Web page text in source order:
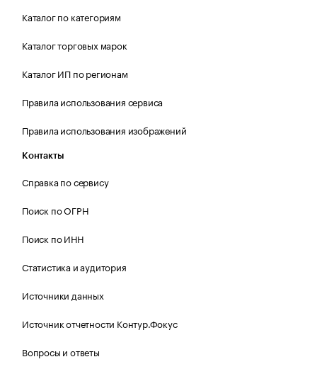
Каталог по категориям
Каталог торговых марок
Каталог ИП по регионам
Правила использования сервиса
Правила использования изображений
Контакты
Справка по сервису
Поиск по ОГРН
Поиск по ИНН
Статистика и аудитория
Источники данных
Источник отчетности Контур.Фокус
Вопросы и ответы